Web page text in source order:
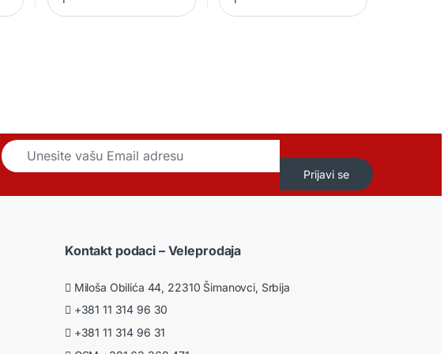
E
m
i
Prijavi se
Kontakt podaci – Veleprodaja
Miloša Obilića 44, 22310 Šimanovci, Srbija
+381 11 314 96 30
+381 11 314 96 31